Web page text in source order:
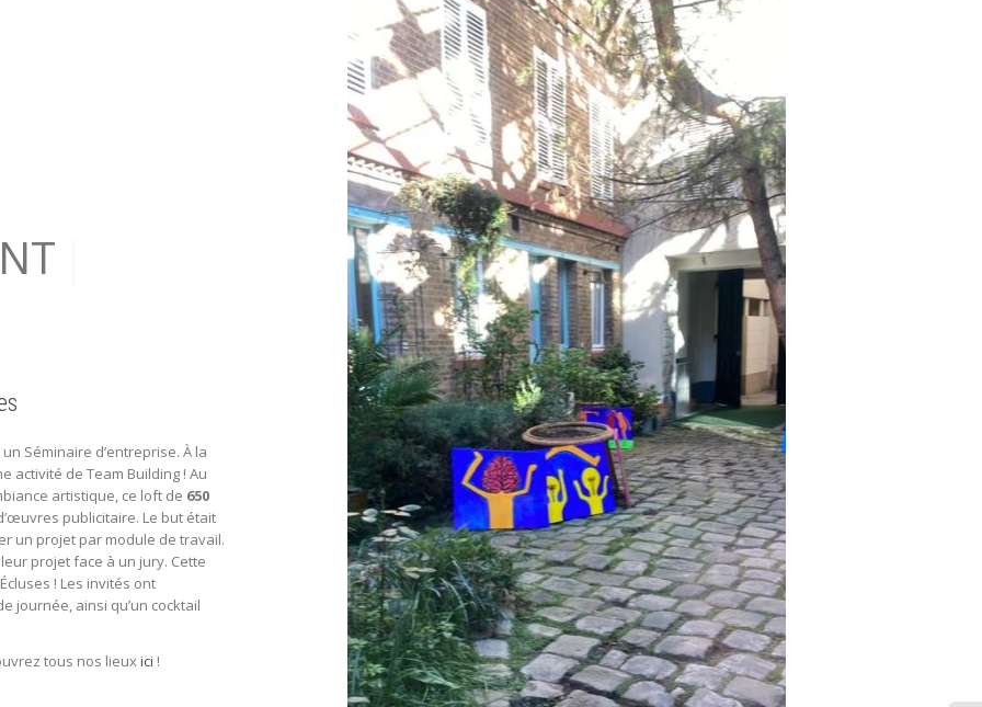
Séminaire d’entreprise. À la
activité de Team Building ! Au
artistique, ce loft de 650
publicitaire. Le but était
un projet par module de travail.
projet face à un jury. Cette
! Les invités ont
journée, ainsi qu’un cocktail
tous nos lieuxici !